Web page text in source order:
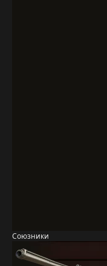
Союзники